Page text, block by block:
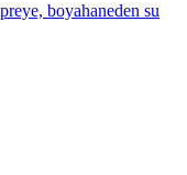
boyahaneden su